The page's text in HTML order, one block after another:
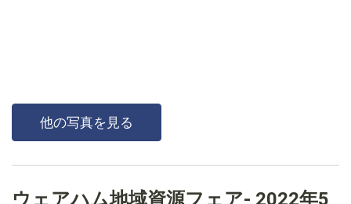
他の写真を見る
ウェアハム地域資源フェア- 2022年5